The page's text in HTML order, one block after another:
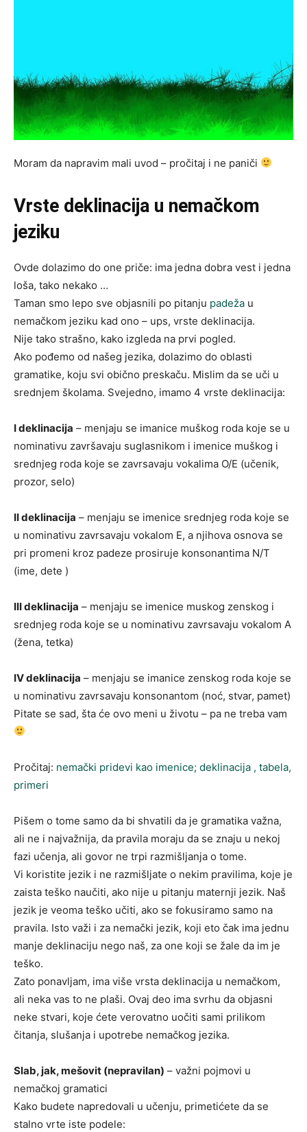
Moram da napravim mali uvod – pročitaj i ne paniči
Vrste deklinacija u nemačkom
jeziku
Ovde dolazimo do one priče: ima jedna dobra vest i jedna
loša, tako nekako …
Taman smo lepo sve objasnili po pitanju padeža u
nemačkom jeziku kad ono – ups, vrste deklinacija.
Nije tako strašno, kako izgleda na prvi pogled.
Ako pođemo od našeg jezika, dolazimo do oblasti
gramatike, koju svi obično preskaču. Mislim da se uči u
srednjem školama. Svejedno, imamo 4 vrste deklinacija:
I deklinacija – menjaju se imanice muškog roda koje se u
nominativu završavaju suglasnikom i imenice muškog i
srednjeg roda koje se zavrsavaju vokalima O/E (učenik,
prozor, selo)
II deklinacija – menjaju se imenice srednjeg roda koje se
u nominativu zavrsavaju vokalom E, a njihova osnova se
pri promeni kroz padeze prosiruje konsonantima N/T
(ime, dete )
III deklinacija – menjaju se imenice muskog zenskog i
srednjeg roda koje se u nominativu zavrsavaju vokalom A
(žena, tetka)
IV deklinacija – menjaju se imanice zenskog roda koje se
u nominativu zavrsavaju konsonantom (noć, stvar, pamet)
Pitate se sad, šta će ovo meni u životu – pa ne treba vam
Pročitaj: nemački pridevi kao imenice; deklinacija , tabela,
primeri
Pišem o tome samo da bi shvatili da je gramatika važna,
ali ne i najvažnija, da pravila moraju da se znaju u nekoj
fazi učenja, ali govor ne trpi razmišljanja o tome.
Vi koristite jezik i ne razmišljate o nekim pravilima, koje je
zaista teško naučiti, ako nije u pitanju maternji jezik. Naš
jezik je veoma teško učiti, ako se fokusiramo samo na
pravila. Isto važi i za nemački jezik, koji eto čak ima jednu
manje deklinaciju nego naš, za one koji se žale da im je
teško.
Zato ponavljam, ima više vrsta deklinacija u nemačkom,
ali neka vas to ne plaši. Ovaj deo ima svrhu da objasni
neke stvari, koje ćete verovatno uočiti sami prilikom
čitanja, slušanja i upotrebe nemačkog jezika.
Slab, jak, mešovit (nepravilan) – važni pojmovi u
nemačkoj gramatici
Kako budete napredovali u učenju, primetićete da se
stalno vrte iste podele: